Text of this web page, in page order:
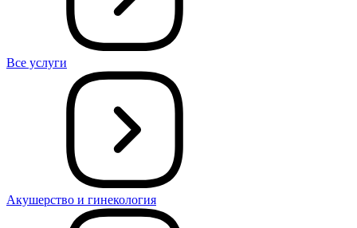
Все услуги
Акушерство и гинекология